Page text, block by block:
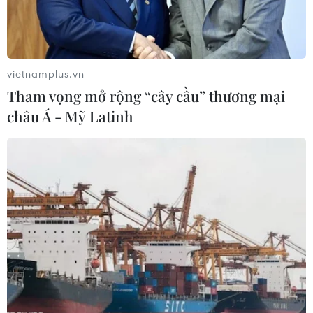
30/07/2026 08:54
tin cậy
30/07/2026 04:20
đồng hành vì Cộng đồng
ASEAN 2045
29/07/2026 11:41
vietnamplus.vn
Tham vọng mở rộng “cây cầu” thương mại
châu Á - Mỹ Latinh